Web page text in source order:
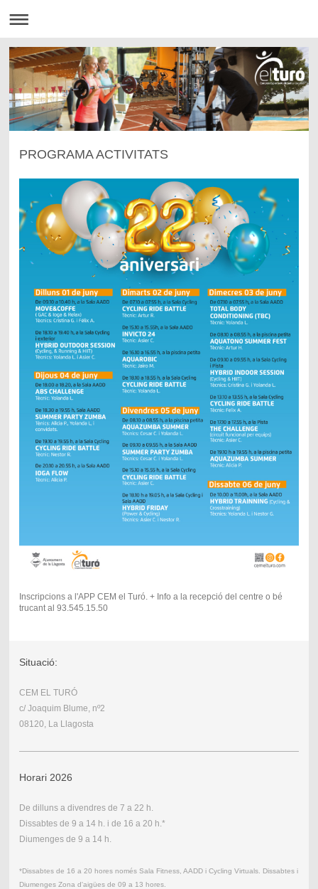
PROGRAMA ACTIVITATS
Inscripcions a l'APP CEM el Turó. + Info a la recepció del centre o bé
trucant al 93.545.15.50
Situació:
CEM EL TURÓ
c/ Joaquim Blume, nº2
08120, La Llagosta
Horari 2026
De dilluns a divendres de 7 a 22 h.
Dissabtes de 9 a 14 h. i de 16 a 20 h.*
Diumenges de 9 a 14 h.
*Dissabtes de 16 a 20 hores només Sala Fitness, AADD i Cycling Virtuals. Dissabtes i
Diumenges Zona d'aigües de 09 a 13 hores.